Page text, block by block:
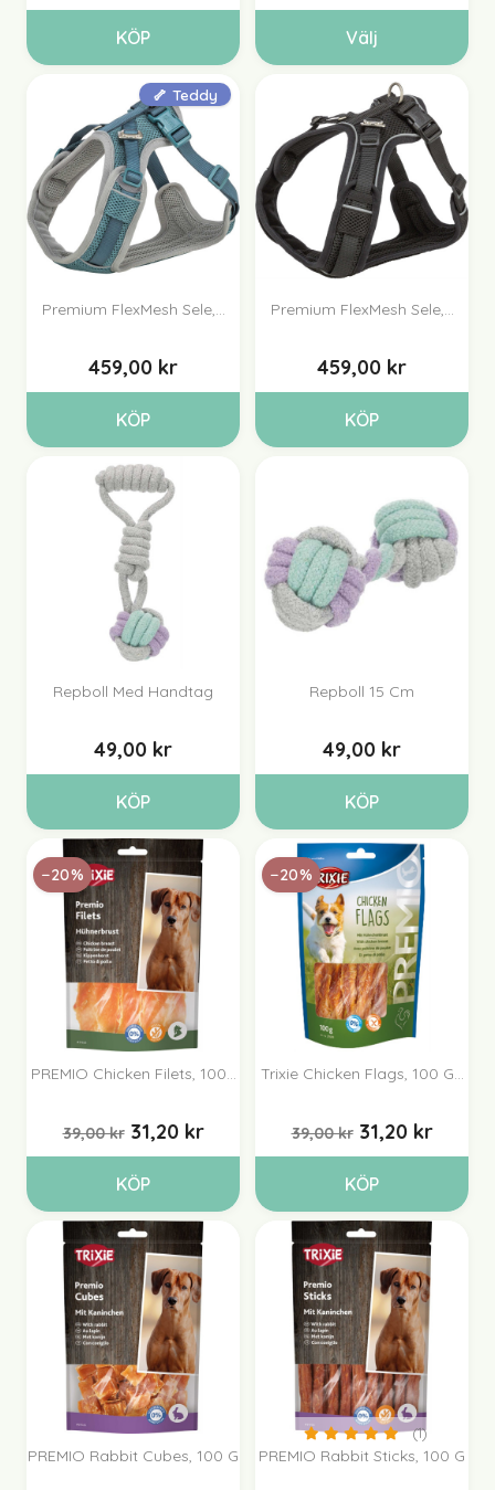
KÖP Välj
🦴 Teddy
Premium FlexMesh Sele,...
459,00 kr
KÖP
Premium FlexMesh Sele,...
459,00 kr
KÖP
Repboll Med Handtag
49,00 kr
KÖP
Repboll 15 Cm
49,00 kr
KÖP
PREMIO Chicken Filets, 100...
39,00 kr 31,20 kr
KÖP
−20%
Trixie Chicken Flags, 100 G...
39,00 kr 31,20 kr
KÖP
−20%
PREMIO Rabbit Cubes, 100 G PREMIO Rabbit Sticks, 100 G
(1)